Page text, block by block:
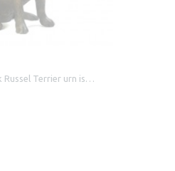
Russel Terrier urn is…